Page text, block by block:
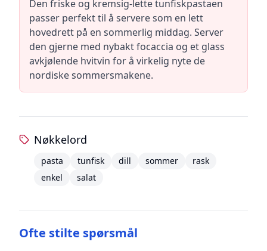
Den friske og kremsig-lette tunfiskpastaen
passer perfekt til å servere som en lett
hovedrett på en sommerlig middag. Server
den gjerne med nybakt focaccia og et glass
avkjølende hvitvin for å virkelig nyte de
nordiske sommersmakene.
Nøkkelord
pasta tunfisk dill sommer
rask
enkel
salat
Ofte stilte spørsmål